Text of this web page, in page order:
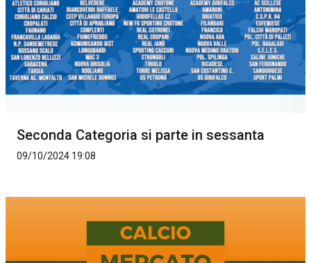
Seconda Categoria si parte in sessanta
09/10/2024 19:08